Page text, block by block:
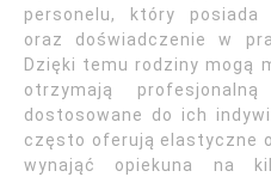
personelu, który posiada
oraz doświadczenie w
Dzięki temu rodziny mogą
otrzymają
dostosowane do ich
często oferują elastyczne
wynająć opiekuna na